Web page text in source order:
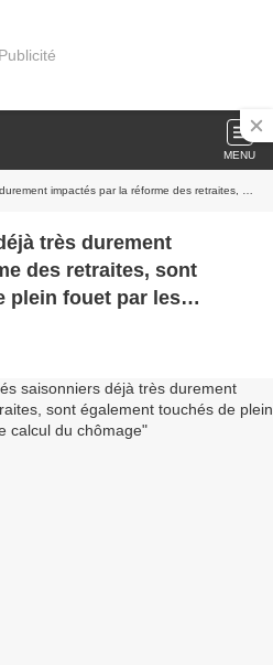
Publicité
MENU
retraites, sont également touchés de plein fouet par les nouvelles règles de calcul du chômage
des retraites, sont
plein fouet par les
du chômage